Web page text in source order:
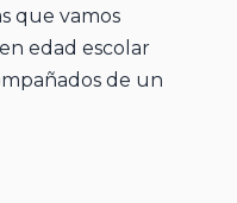
que vamos
edad escolar
de un